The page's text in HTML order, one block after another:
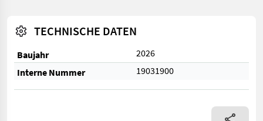
TECHNISCHE DATEN
Baujahr
2026
Interne Nummer
19031900